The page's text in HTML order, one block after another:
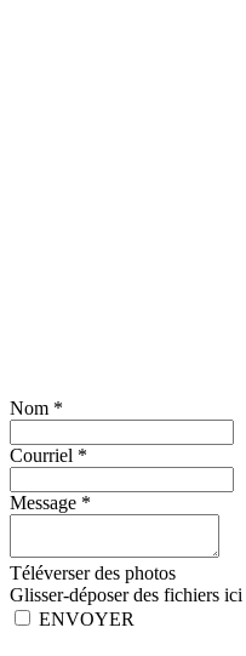
Nom *
Courriel *
Message *
Téléverser des photos
Glisser-déposer des fichiers ici
ENVOYER